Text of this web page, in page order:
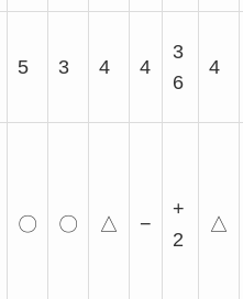
5 3 4 4
3
6
4
〇 〇 △ −
+
2
△